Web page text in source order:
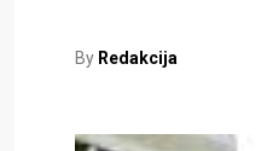
By Redakcija